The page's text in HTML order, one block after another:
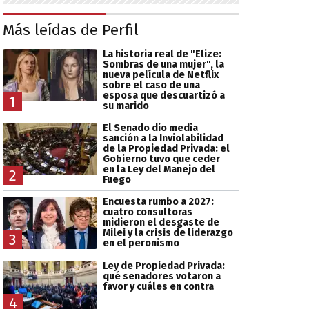
Más leídas de Perfil
1
La historia real de "Elize:
Sombras de una mujer", la
nueva película de Netflix
sobre el caso de una
esposa que descuartizó a
su marido
2
El Senado dio media
sanción a la Inviolabilidad
de la Propiedad Privada: el
Gobierno tuvo que ceder
en la Ley del Manejo del
Fuego
3
Encuesta rumbo a 2027:
cuatro consultoras
midieron el desgaste de
Milei y la crisis de liderazgo
en el peronismo
4
Ley de Propiedad Privada:
qué senadores votaron a
favor y cuáles en contra